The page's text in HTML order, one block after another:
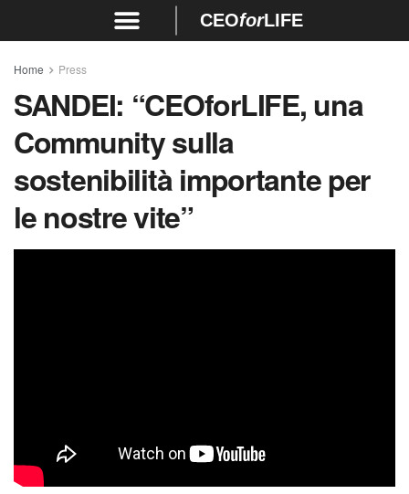
CEOforLIFE
Home Press
SANDEI: “CEOforLIFE, una
Community sulla
sostenibilità importante per
le nostre vite”